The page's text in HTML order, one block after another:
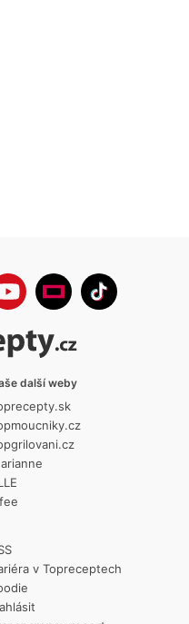
v Topreceptech
další weby